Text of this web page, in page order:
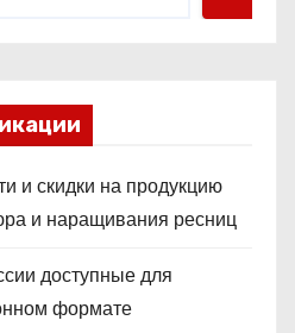
и скидки на продукцию
и наращивания ресниц
доступные для
формате